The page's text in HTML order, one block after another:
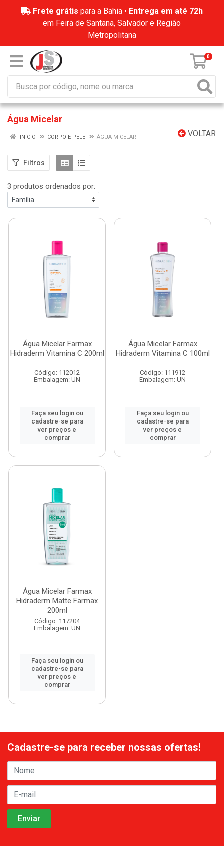
Frete grátis para a Bahia • Entrega em até 72h
em Feira de Santana, Salvador e Região
Metropolitana
0
Água Micelar
VOLTAR
INÍCIO CORPO E PELE ÁGUA MICELAR
Filtros
3 produtos ordenados por:
Água Micelar Farmax
Hidraderm Vitamina C 200ml
Código: 112012
Embalagem: UN
Faça seu login ou
cadastre-se para
ver preços e
comprar
Água Micelar Farmax
Hidraderm Vitamina C 100ml
Código: 111912
Embalagem: UN
Faça seu login ou
cadastre-se para
ver preços e
comprar
Água Micelar Farmax
Hidraderm Matte Farmax
200ml
Código: 117204
Embalagem: UN
Faça seu login ou
cadastre-se para
ver preços e
comprar
Cadastre-se para receber nossas ofertas!